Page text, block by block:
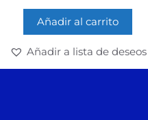
Añadir al carrito
Añadir a lista de deseos